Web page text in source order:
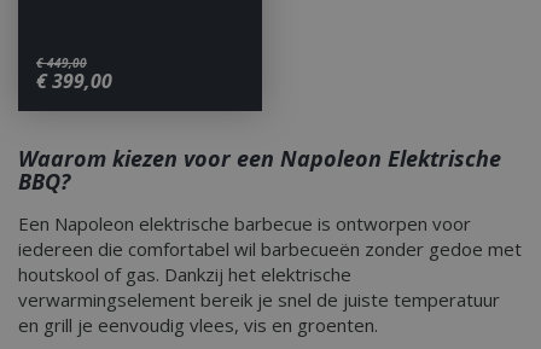
€ 449,00
€399,00
Waarom kiezen voor een Napoleon Elektrische
BBQ?
Een Napoleon elektrische barbecue is ontworpen voor
iedereen die comfortabel wil barbecueën zonder gedoe met
houtskool of gas. Dankzij het elektrische
verwarmingselement bereik je snel de juiste temperatuur
en grill je eenvoudig vlees, vis en groenten.